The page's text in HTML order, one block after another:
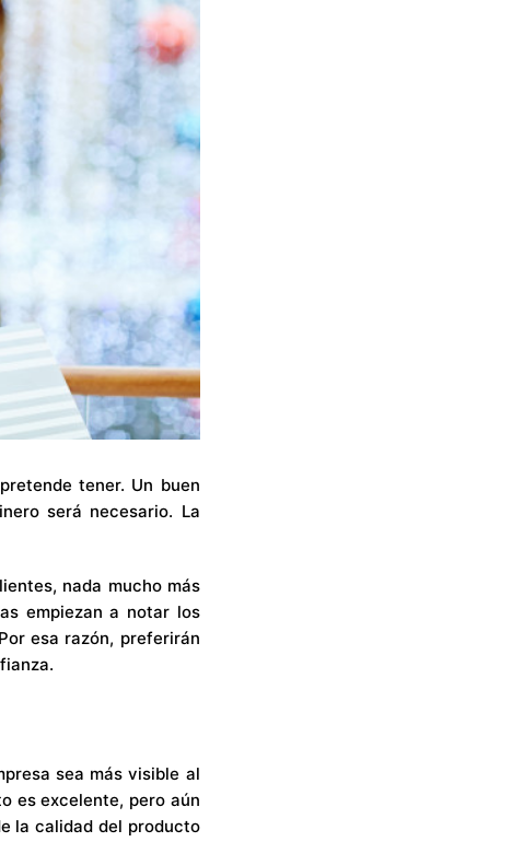
tener. Un buen
será necesario. La
nada mucho más
empiezan a notar los
esa razón, preferirán
sea más visible al
es excelente, pero aún
la calidad del producto